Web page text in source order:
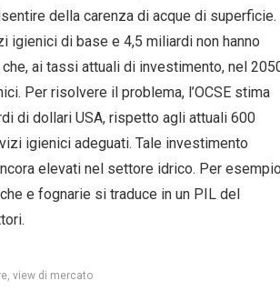
della carenza di acque di superficie.
igienici di base e 4,5 miliardi non hanno
ai tassi attuali di investimento, nel
Per risolvere il problema, l’OCSE stima
di dollari USA, rispetto agli attuali 600
igienici adeguati. Tale investimento
elevati nel settore idrico. Per
e fognarie si traduce in un PIL del
view di mercato